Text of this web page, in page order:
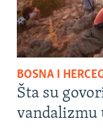
BOSNA I
Šta su
vandalizmu